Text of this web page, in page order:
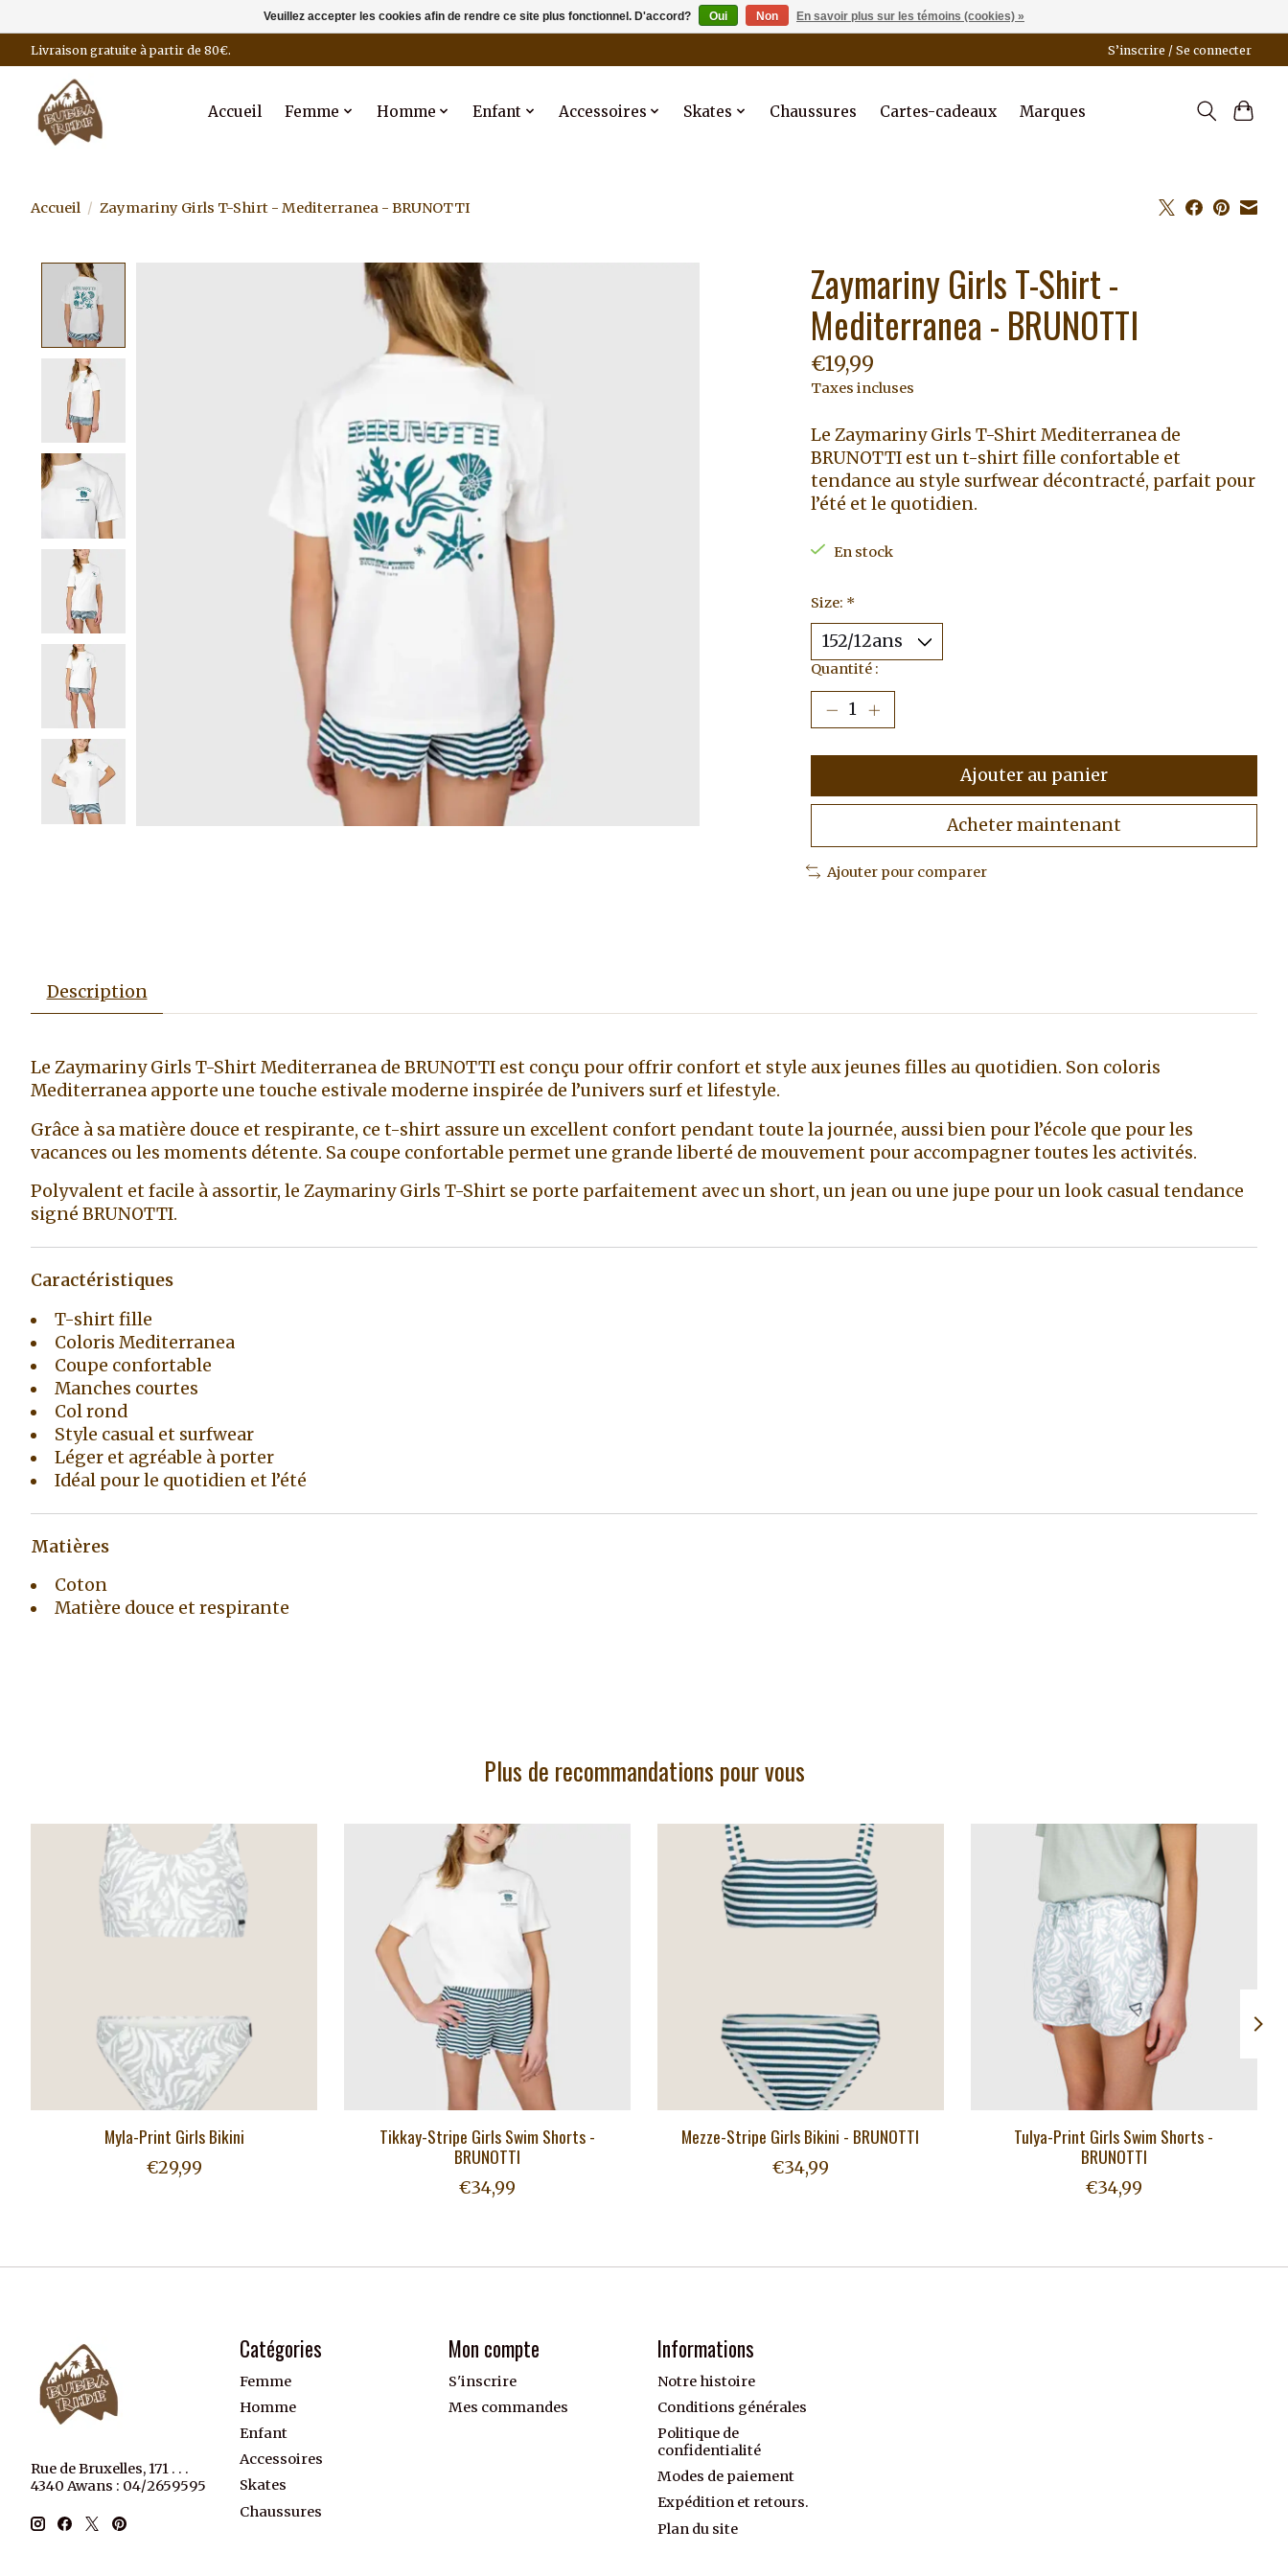
Livraison gratuite à partir de 80€. S’inscrire / Se connecter
Accueil Femme Homme Enfant Accessoires Skates Chaussures Cartes-cadeaux Marques
Accueil / Zaymariny Girls T-Shirt - Mediterranea - BRUNOTTI
Product image slideshow Items Zaymariny Girls T-Shirt -
Mediterranea - BRUNOTTI
€19,99
Taxes incluses
Le Zaymariny Girls T-Shirt Mediterranea de
BRUNOTTI est un t-shirt fille confortable et
tendance au style surfwear décontracté, parfait pour
l’été et le quotidien.
En stock
Size: *
Quantité :
Ajouter au panier
Acheter maintenant
Ajouter pour comparer
Description
Le Zaymariny Girls T-Shirt Mediterranea de BRUNOTTI est conçu pour offrir confort et style aux jeunes filles au quotidien. Son coloris
Mediterranea apporte une touche estivale moderne inspirée de l’univers surf et lifestyle.
Grâce à sa matière douce et respirante, ce t-shirt assure un excellent confort pendant toute la journée, aussi bien pour l’école que pour les
vacances ou les moments détente. Sa coupe confortable permet une grande liberté de mouvement pour accompagner toutes les activités.
Polyvalent et facile à assortir, le Zaymariny Girls T-Shirt se porte parfaitement avec un short, un jean ou une jupe pour un look casual tendance
signé BRUNOTTI.
Caractéristiques
T-shirt fille
Coloris Mediterranea
Coupe confortable
Manches courtes
Col rond
Style casual et surfwear
Léger et agréable à porter
Idéal pour le quotidien et l’été
Matières
Coton
Matière douce et respirante
Plus de recommandations pour vous
Articles du carrousel de produits
Myla-Print Girls Bikini
€29,99
Tikkay-Stripe Girls Swim Shorts -
BRUNOTTI
€34,99
Mezze-Stripe Girls Bikini - BRUNOTTI
€34,99
Tulya-Print Girls Swim Shorts -
BRUNOTTI
€34,99
Rue de Bruxelles, 171 . . .
4340 Awans : 04/2659595
Catégories
Femme
Homme
Enfant
Accessoires
Skates
Chaussures
Mon compte
S'inscrire
Mes commandes
Informations
Notre histoire
Conditions générales
Politique de
confidentialité
Modes de paiement
Expédition et retours.
Plan du site
Veuillez accepter les cookies afin de rendre ce site plus fonctionnel. D'accord? Oui Non En savoir plus sur les témoins (cookies) »